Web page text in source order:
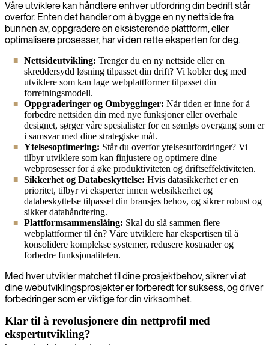
Våre utviklere kan håndtere enhver utfordring din bedrift står
overfor. Enten det handler om å bygge en ny nettside fra
bunnen av, oppgradere en eksisterende plattform, eller
optimalisere prosesser, har vi den rette eksperten for deg.
Nettsideutvikling: Trenger du en ny nettside eller en
skreddersydd løsning tilpasset din drift? Vi kobler deg med
utviklere som kan lage webplattformer tilpasset din
forretningsmodell.
Oppgraderinger og Ombygginger: Når tiden er inne for å
forbedre nettsiden din med nye funksjoner eller overhale
designet, sørger våre spesialister for en sømløs overgang som er
i samsvar med dine strategiske mål.
Ytelsesoptimering: Står du overfor ytelsesutfordringer? Vi
tilbyr utviklere som kan finjustere og optimere dine
webprosesser for å øke produktiviteten og driftseffektiviteten.
Sikkerhet og Databeskyttelse: Hvis datasikkerhet er en
prioritet, tilbyr vi eksperter innen websikkerhet og
databeskyttelse tilpasset din bransjes behov, og sikrer robust og
sikker datahåndtering.
Plattformsammenslåing: Skal du slå sammen flere
webplattformer til én? Våre utviklere har ekspertisen til å
konsolidere komplekse systemer, redusere kostnader og
forbedre funksjonaliteten.
Med hver utvikler matchet til dine prosjektbehov, sikrer vi at
dine webutviklingsprosjekter er forberedt for suksess, og driver
forbedringer som er viktige for din virksomhet.
Klar til å revolusjonere din nettprofil med
ekspertutvikling?